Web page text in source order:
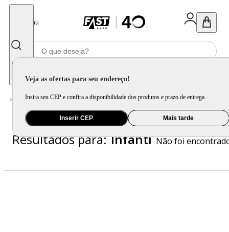
Menu
Veja as ofertas para seu endereço!
Insira seu CEP e confira a disponibilidade dos produtos e prazo de entrega.
Inserir CEP Mais tarde
Home Infanti
Resultados para: Infanti Não foi